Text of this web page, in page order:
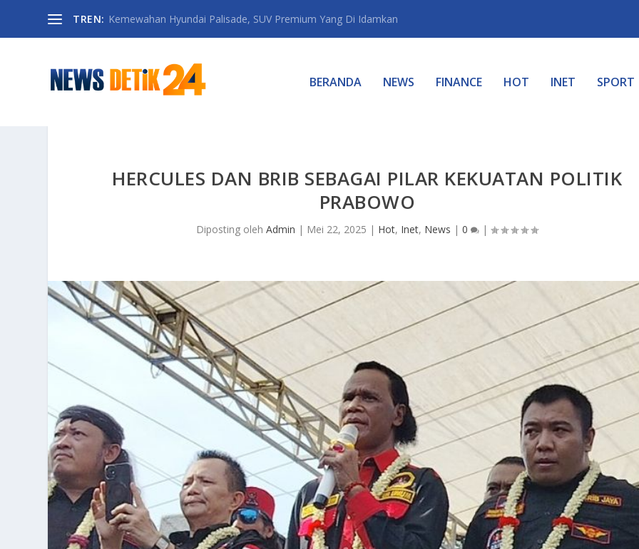
TREN: Kemewahan Hyundai Palisade, SUV Premium Yang Di Idamkan
BERANDA NEWS FINANCE HOT INET SPORT
HERCULES DAN BRIB SEBAGAI PILAR KEKUATAN POLITIK
PRABOWO
Diposting olehAdmin | Mei 22, 2025 | Hot, Inet, News |0 |